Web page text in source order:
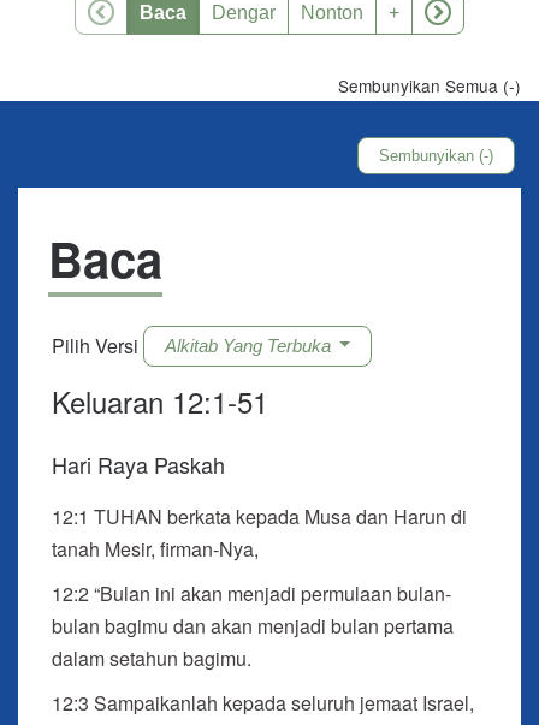
Baca Dengar Nonton +
Sembunyikan Semua (-)
Sembunyikan (-)
Baca
Pilih Versi Alkitab Yang Terbuka
Keluaran 12:1-51
Hari Raya Paskah
12:1 TUHAN berkata kepada Musa dan Harun di
tanah Mesir, firman-Nya,
12:2 “Bulan ini akan menjadi permulaan bulan-
bulan bagimu dan akan menjadi bulan pertama
dalam setahun bagimu.
12:3 Sampaikanlah kepada seluruh jemaat Israel,